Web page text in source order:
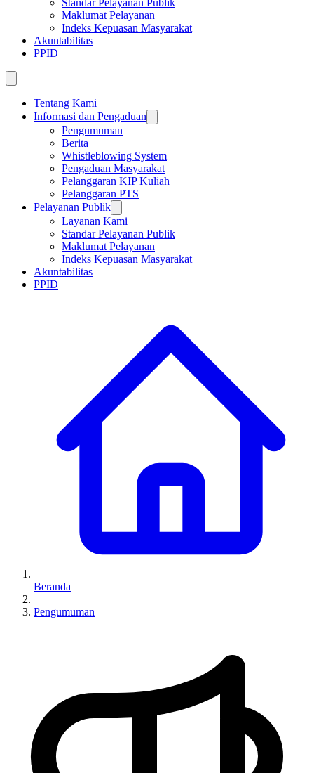
Standar Pelayanan Publik
Maklumat Pelayanan
Indeks Kepuasan Masyarakat
Akuntabilitas
PPID
Tentang Kami
Informasi dan Pengaduan
Pengumuman
Berita
Whistleblowing System
Pengaduan Masyarakat
Pelanggaran KIP Kuliah
Pelanggaran PTS
Pelayanan Publik
Layanan Kami
Standar Pelayanan Publik
Maklumat Pelayanan
Indeks Kepuasan Masyarakat
Akuntabilitas
PPID
Beranda
Pengumuman